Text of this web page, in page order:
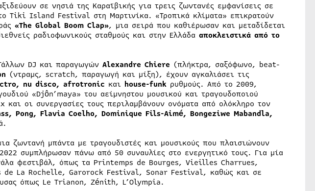
σε νησιά της Καραϊβικής για τρεις ζωντανές εμφανίσεις σε
Tiki Island Festival στη Μαρτινίκα. «Τροπικά κλίματα» επικρατούν
«The Global Boom Clap», μια σειρά που καθιέρωσαν και μεταδίδεται
ραδιοφωνικούς σταθμούς και στην Ελλάδα αποκλειστικά από το
DJ και παραγωγών Alexandre Chiere (πλήκτρα, σαξόφωνο, beat-
(ντραμς, scratch, παραγωγή και μίξη), έχουν αγκαλιάσει τις
nu disco, afrotronic και house-funkρυθμούς. Από το 2009,
«Djôn’maya» του αείμνηστου μουσικού και τραγουδοποιού
οι συνεργασίες τους περιλαμβάνουν ονόματα από ολόκληρο τον
Pong, Flavia Coelho, Dominique Fils-Aimé, Bongeziwe Mabandla,
ζωντανή μπάντα με τραγουδιστές και μουσικούς που πλαισιώνουν
συμπλήρωσαν πάνω από 50 συναυλίες στο ενεργητικό τους. Για μία
φεστιβάλ, όπως τα Printemps de Bourges, Vieilles Charrues,
La Rochelle, Garorock Festival, Sonar Festival, καθώς και σε
όπως Le Trianon, Zénith, L’Olympia.